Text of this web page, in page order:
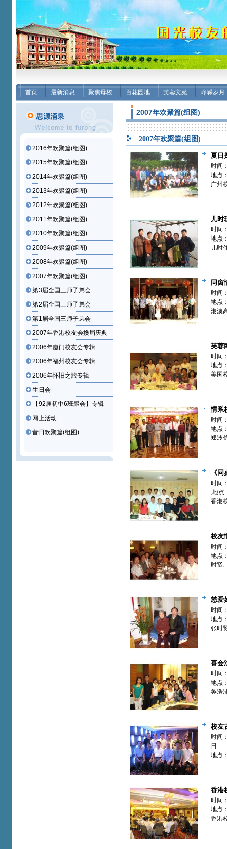
首页 最新消息 聚焦母校 百花园地 芙蓉文苑 峥嵘岁月
思源涌泉
2016年欢聚篇(组图)
2015年欢聚篇(组图)
2014年欢聚篇(组图)
2013年欢聚篇(组图)
2012年欢聚篇(组图)
2011年欢聚篇(组图)
2010年欢聚篇(组图)
2009年欢聚篇(组图)
2008年欢聚篇(组图)
2007年欢聚篇(组图)
第3届全国三师子弟会
第2届全国三师子弟会
第1届全国三师子弟会
2007年香港校友会換屆庆典
2006年廈门校友会专辑
2006年福州校友会专辑
2006年怀旧之旅专辑
生日会
【92届初中6班聚会】专辑
网上活动
昔日欢聚篇(组图)
2007年欢聚篇(组图)
2007年欢聚篇(组图)
夏日
农场时间
地点
广州
儿时
丁红(南
时间
地点
儿时
同窗
10组5班
时间
地点
港澳
芙蓉
家--吴东
聚篇】
时间
地点
美国
情系
港--郑波
篇】
时间
地点
郑波
《
惠兰(南
时间
,地点
香港
校友
更留香
【欢聚篇
时间
地点
时贤
慈爱
时贤(福
时间
地点
张时
喜会
沛【欢聚
时间
地点
吳浩
校友
篇】时间
日
地点
香港
全体理事
时间
地点
香港